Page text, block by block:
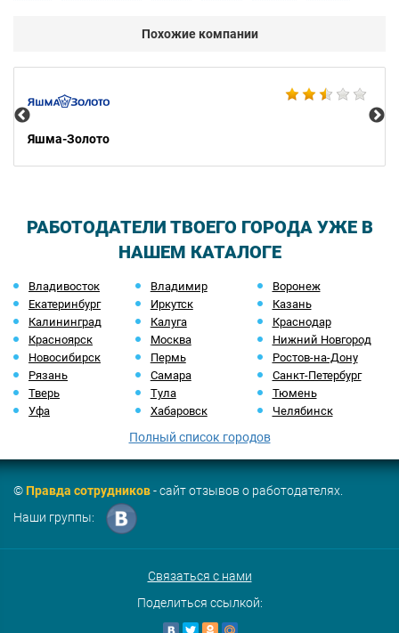
Похожие компании
Яшма-Золото
РАБОТОДАТЕЛИ ТВОЕГО ГОРОДА УЖЕ В
НАШЕМ КАТАЛОГЕ
Владивосток Владимир
Воронеж
Екатеринбург
Иркутск
Казань
Калининград
Калуга
Краснодар
Красноярск
Москва
Нижний Новгород
Новосибирск
Пермь
Ростов-на-Дону
Рязань
Самара
Санкт-Петербург
Тверь
Тула
Тюмень
Уфа
Хабаровск Челябинск
Полный список городов
©Правда сотрудников- сайт отзывов о работодателях.
Наши группы:
Связаться с нами
Поделиться ссылкой: